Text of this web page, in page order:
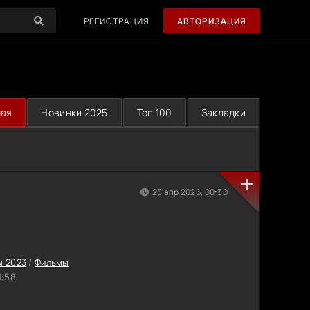
РЕГИСТРАЦИЯ АВТОРИЗАЦИЯ
Новинки 2025 Топ 100 Закладки
2023 / Фильмы
25 апр 2026, 00:30